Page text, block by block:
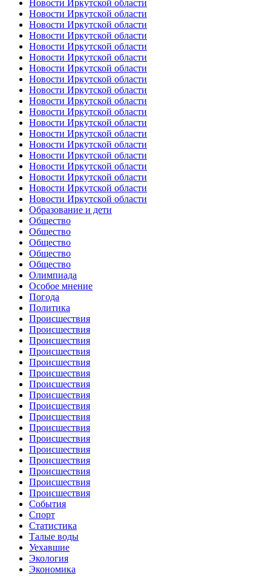
Новости Иркутской области
Новости Иркутской области
Новости Иркутской области
Новости Иркутской области
Новости Иркутской области
Новости Иркутской области
Новости Иркутской области
Новости Иркутской области
Новости Иркутской области
Новости Иркутской области
Новости Иркутской области
Новости Иркутской области
Новости Иркутской области
Новости Иркутской области
Новости Иркутской области
Новости Иркутской области
Новости Иркутской области
Новости Иркутской области
Новости Иркутской области
Образование и дети
Общество
Общество
Общество
Общество
Общество
Олимпиада
Особое мнение
Погода
Политика
Происшествия
Происшествия
Происшествия
Происшествия
Происшествия
Происшествия
Происшествия
Происшествия
Происшествия
Происшествия
Происшествия
Происшествия
Происшествия
Происшествия
Происшествия
Происшествия
Происшествия
События
Спорт
Статистика
Талые воды
Уехавшие
Экология
Экономика